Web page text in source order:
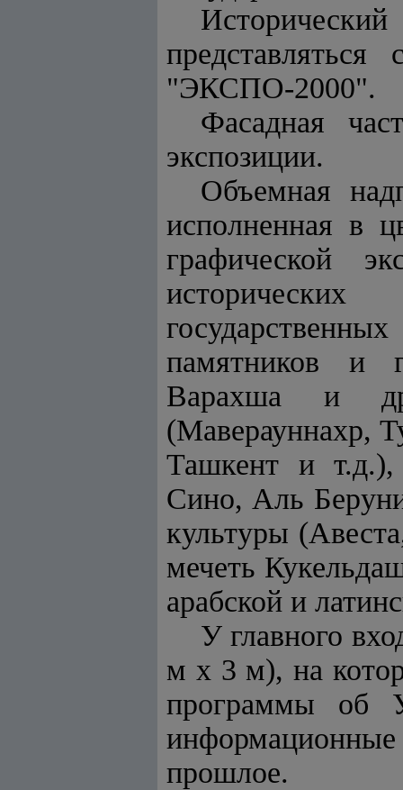
"ЭКСПО-2000".
Фасадная
экспозиции.
Объемная
исполненная в
графической
памятников и
Варахша и
(Маверауннахр,
Ташкент и т.д.),
Сино, Аль
культуры
мечеть
арабской и
У главного
м х 3 м), на
программы об
прошлое.